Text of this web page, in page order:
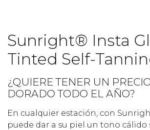
Sunright® Insta
Tinted Self-
¿QUIERE TENER UN
DORADO TODO EL AÑO?
En cualquier estación, con
puede dar a su piel un tono cálido